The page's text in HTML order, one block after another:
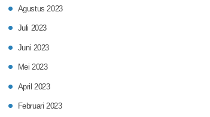
Agustus 2023
Juli 2023
Juni 2023
Mei 2023
April 2023
Februari 2023